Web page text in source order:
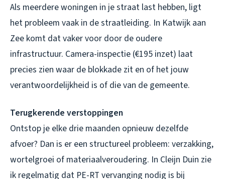
Als meerdere woningen in je straat last hebben, ligt
het probleem vaak in de straatleiding. In Katwijk aan
Zee komt dat vaker voor door de oudere
infrastructuur. Camera-inspectie (€195 inzet) laat
precies zien waar de blokkade zit en of het jouw
verantwoordelijkheid is of die van de gemeente.
Terugkerende verstoppingen
Ontstop je elke drie maanden opnieuw dezelfde
afvoer? Dan is er een structureel probleem: verzakking,
wortelgroei of materiaalveroudering. In Cleijn Duin zie
ik regelmatig dat PE-RT vervanging nodig is bij